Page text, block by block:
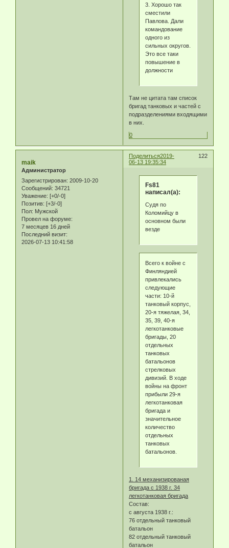
3. Хорошо так
сместили
Павлова. Дали
командование
одного из
сильных округов.
Это все таки
повышение в
должности
Там не цитата там список
бригад танковых и частей с
подразделениями входящими
в них.
0
Поделиться 122
2019-
06-13 19:35:34
maik
Администратор
Зарегистрирован: 2009-10-20
Сообщений: 34721
Уважение: [+0/-0]
Позитив: [+3/-0]
Пол: Мужской
Провел на форуме:
7 месяцев 16 дней
Последний визит:
2026-07-13 10:41:58
Fs81
написал(а):
Судя по
Коломийцу в
основном были
везде
Всего к войне с
Финляндией
привлекались
следующие
части: 10-й
танковый корпус,
20-я тяжелая, 34,
35, 39, 40-я
легкотанковые
бригады, 20
отдельных
танковых
батальонов
стрелковых
дивизий. В ходе
войны на фронт
прибыли 29-я
легкотанковая
бригада и
значительное
количество
отдельных
танковых
батальонов.
1. 14 механизированая
бригада с 1938 г. 34
легкотанковая бригада
Состав:
с августа 1938 г.:
76 отдельный танковый
батальон
82 отдельный танковый
батальон